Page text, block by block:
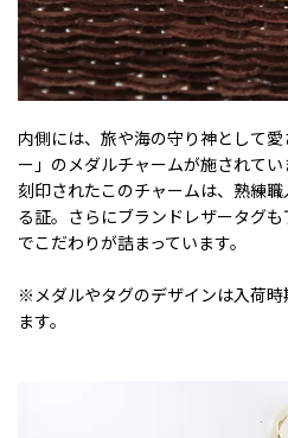
内側には、旅や海の守り神として
ー」のメダルチャームが施されて
刻印されたこのチャームは、熟練
る証。さらにブランドレザータグ
でこだわりが詰まっています。
※メダルやタグのデザインは入荷
ます。